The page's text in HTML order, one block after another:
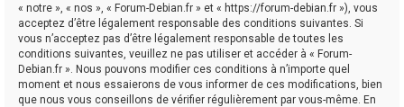
« notre », « nos », « Forum-Debian.fr » et « https://forum-debian.fr »), vous
acceptez d’être légalement responsable des conditions suivantes. Si
vous n’acceptez pas d’être légalement responsable de toutes les
conditions suivantes, veuillez ne pas utiliser et accéder à « Forum-
Debian.fr ». Nous pouvons modifier ces conditions à n’importe quel
moment et nous essaierons de vous informer de ces modifications, bien
que nous vous conseillons de vérifier régulièrement par vous-même. En